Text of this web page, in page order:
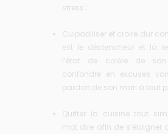
stress ;
Culpabiliser et croire dur
est le déclencheur et la
l’état de colère de
confondre en excuses
pardon de son mari à tout
Quitter la cuisine tout
mot dire afin de s’éloigner